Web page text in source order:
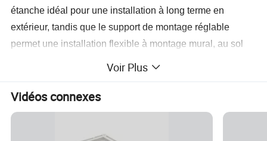
étanche idéal pour une installation à long terme en
extérieur, tandis que le support de montage réglable
permet une installation flexible à montage mural, au sol
Ce projecteur LED industriel associe luminosité élevée,
économies d'énergie et longue durée de vie, ce qui
Voir Plus
Vidéos connexes